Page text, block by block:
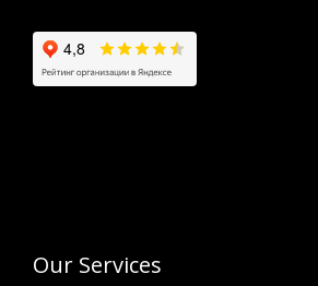
Our Services